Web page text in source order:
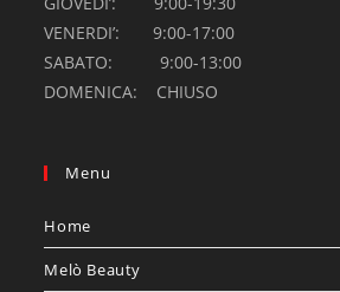
VENERDI’: 9:00-17:00
SABATO: 9:00-13:00
DOMENICA: CHIUSO
Menu
Home
Melò Beauty